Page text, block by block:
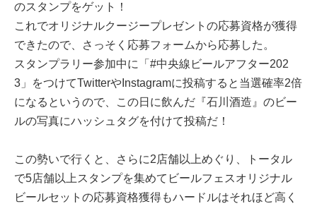
のスタンプをゲット！
これでオリジナルクージープレゼントの応募資格が獲得
できたので、さっそく応募フォームから応募した。
スタンプラリー参加中に「#中央線ビールアフター202
3」をつけてTwitterやInstagramに投稿すると当選確率2倍
になるというので、この日に飲んだ『石川酒造』のビー
ルの写真にハッシュタグを付けて投稿だ！
この勢いで行くと、さらに2店舗以上めぐり、トータル
で5店舗以上スタンプを集めてビールフェスオリジナル
ビールセットの応募資格獲得もハードルはそれほど高く